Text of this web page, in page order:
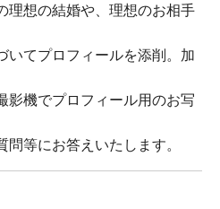
想の結婚や、理想のお相手
てプロフィールを添削。加
機でプロフィール用のお写
等にお答えいたします。